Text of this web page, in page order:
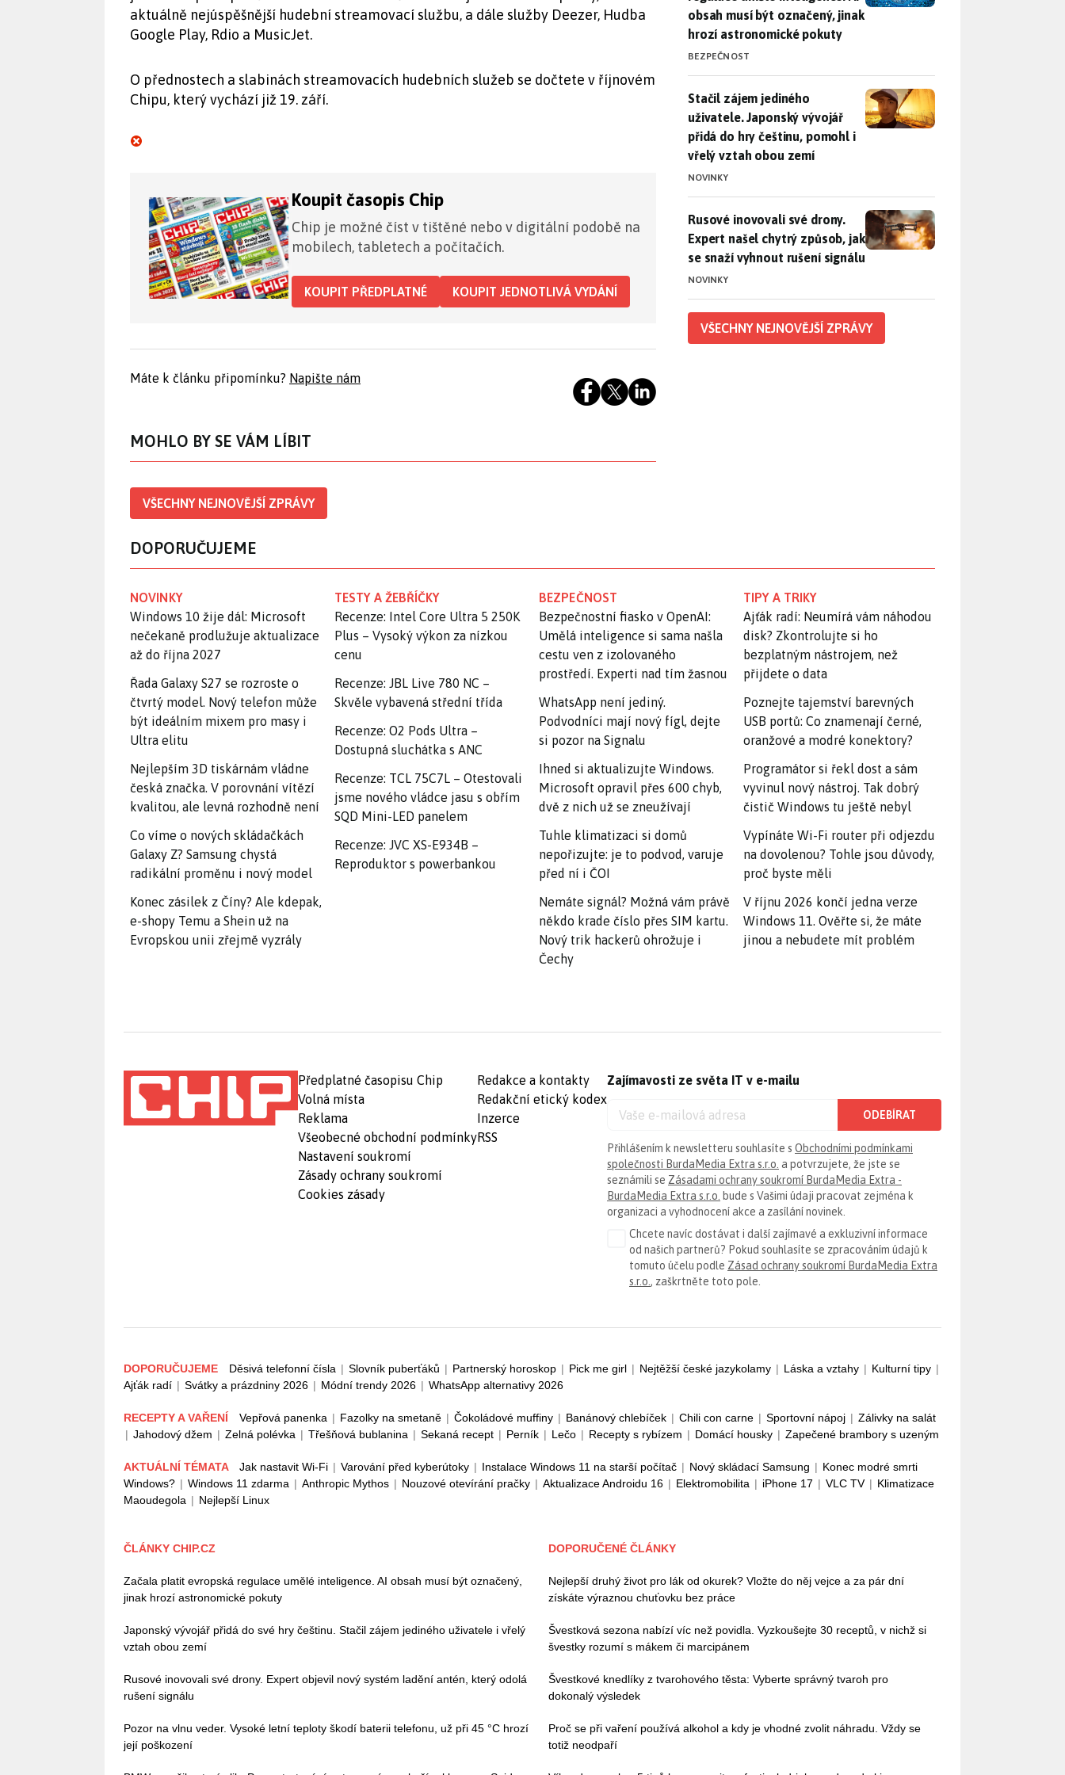
aktuálně nejúspěšnější hudební streamovací službu, a dále služby Deezer, Hudba
Google Play, Rdio a MusicJet.
O přednostech a slabinách streamovacích hudebních služeb se dočtete v říjnovém
Chipu, který vychází již 19. září.
Koupit časopis Chip
Chip je možné číst v tištěné nebo v digitální podobě na
mobilech, tabletech a počítačích.
KOUPIT PŘEDPLATNÉ KOUPIT JEDNOTLIVÁ VYDÁNÍ
Máte k článku připomínku? Napište nám
MOHLO BY SE VÁM LÍBIT
VŠECHNY NEJNOVĚJŠÍ ZPRÁVY
obsah musí být označený, jinak
hrozí astronomické pokuty
BEZPEČNOST
Stačil zájem jediného uživatele. Japonský vývojář přidá do hry
Stačil zájem jediného
uživatele. Japonský vývojář
přidá do hry češtinu, pomohl i
vřelý vztah obou zemí
NOVINKY
Rusové inovovali své drony. Expert našel chytrý způsob, jak se
Rusové inovovali své drony.
Expert našel chytrý způsob, jak
se snaží vyhnout rušení signálu
NOVINKY
VŠECHNY NEJNOVĚJŠÍ ZPRÁVY
DOPORUČUJEME
NOVINKY
Windows 10 žije dál: Microsoft
nečekaně prodlužuje aktualizace
až do října 2027
Řada Galaxy S27 se rozroste o
čtvrtý model. Nový telefon může
být ideálním mixem pro masy i
Ultra elitu
Nejlepším 3D tiskárnám vládne
česká značka. V porovnání vítězí
kvalitou, ale levná rozhodně není
Co víme o nových skládačkách
Galaxy Z? Samsung chystá
radikální proměnu i nový model
Konec zásilek z Číny? Ale kdepak,
e-shopy Temu a Shein už na
Evropskou unii zřejmě vyzrály
TESTY A ŽEBŘÍČKY
Recenze: Intel Core Ultra 5 250K
Plus – Vysoký výkon za nízkou
cenu
Recenze: JBL Live 780 NC –
Skvěle vybavená střední třída
Recenze: O2 Pods Ultra –
Dostupná sluchátka s ANC
Recenze: TCL 75C7L – Otestovali
jsme nového vládce jasu s obřím
SQD Mini-LED panelem
Recenze: JVC XS-E934B –
Reproduktor s powerbankou
BEZPEČNOST
Bezpečnostní fiasko v OpenAI:
Umělá inteligence si sama našla
cestu ven z izolovaného
prostředí. Experti nad tím žasnou
WhatsApp není jediný.
Podvodníci mají nový fígl, dejte
si pozor na Signalu
Ihned si aktualizujte Windows.
Microsoft opravil přes 600 chyb,
dvě z nich už se zneužívají
Tuhle klimatizaci si domů
nepořizujte: je to podvod, varuje
před ní i ČOI
Nemáte signál? Možná vám právě
někdo krade číslo přes SIM kartu.
Nový trik hackerů ohrožuje i
Čechy
TIPY A TRIKY
Ajťák radí: Neumírá vám náhodou
disk? Zkontrolujte si ho
bezplatným nástrojem, než
přijdete o data
Poznejte tajemství barevných
USB portů: Co znamenají černé,
oranžové a modré konektory?
Programátor si řekl dost a sám
vyvinul nový nástroj. Tak dobrý
čistič Windows tu ještě nebyl
Vypínáte Wi-Fi router při odjezdu
na dovolenou? Tohle jsou důvody,
proč byste měli
V říjnu 2026 končí jedna verze
Windows 11. Ověřte si, že máte
jinou a nebudete mít problém
Předplatné časopisu Chip
Volná místa
Reklama
Všeobecné obchodní podmínky
Nastavení soukromí
Zásady ochrany soukromí
Cookies zásady
Redakce a kontakty
Redakční etický kodex
Inzerce
RSS
Zajímavosti ze světa IT v e-mailu
ODEBÍRAT
Přihlášením k newsletteru souhlasíte s Obchodními podmínkami
společnosti BurdaMedia Extra s.r.o. a potvrzujete, že jste se
seznámili se Zásadami ochrany soukromí BurdaMedia Extra -
BurdaMedia Extra s.r.o. bude s Vašimi údaji pracovat zejména k
organizaci a vyhodnocení akce a zasílání novinek.
Chcete navíc dostávat i další zajímavé a exkluzivní informace
od našich partnerů? Pokud souhlasíte se zpracováním údajů k
tomuto účelu podle Zásad ochrany soukromí BurdaMedia Extra
s.r.o. , zaškrtněte toto pole.
DOPORUČUJEME Děsivá telefonní čísla | Slovník puberťáků | Partnerský horoskop | Pick me girl | Nejtěžší české jazykolamy | Láska a vztahy | Kulturní tipy |
Ajťák radí | Svátky a prázdniny 2026 | Módní trendy 2026 | WhatsApp alternativy 2026
RECEPTY A VAŘENÍ Vepřová panenka | Fazolky na smetaně | Čokoládové muffiny | Banánový chlebíček | Chili con carne | Sportovní nápoj | Zálivky na salát
| Jahodový džem | Zelná polévka | Třešňová bublanina | Sekaná recept | Perník | Lečo | Recepty s rybízem | Domácí housky | Zapečené brambory s uzeným
AKTUÁLNÍ TÉMATA Jak nastavit Wi-Fi | Varování před kyberútoky | Instalace Windows 11 na starší počítač | Nový skládací Samsung | Konec modré smrti
Windows? | Windows 11 zdarma | Anthropic Mythos | Nouzové otevírání pračky | Aktualizace Androidu 16 | Elektromobilita | iPhone 17 | VLC TV | Klimatizace
Maoudegola | Nejlepší Linux
ČLÁNKY CHIP.CZ
Začala platit evropská regulace umělé inteligence. AI obsah musí být označený,
jinak hrozí astronomické pokuty
Japonský vývojář přidá do své hry češtinu. Stačil zájem jediného uživatele i vřelý
vztah obou zemí
Rusové inovovali své drony. Expert objevil nový systém ladění antén, který odolá
rušení signálu
Pozor na vlnu veder. Vysoké letní teploty škodí baterii telefonu, už při 45 °C hrozí
její poškození
DOPORUČENÉ ČLÁNKY
Nejlepší druhý život pro lák od okurek? Vložte do něj vejce a za pár dní
získáte výraznou chuťovku bez práce
Švestková sezona nabízí víc než povidla. Vyzkoušejte 30 receptů, v nichž si
švestky rozumí s mákem či marcipánem
Švestkové knedlíky z tvarohového těsta: Vyberte správný tvaroh pro
dokonalý výsledek
Proč se při vaření používá alkohol a kdy je vhodné zvolit náhradu. Vždy se
totiž neodpaří